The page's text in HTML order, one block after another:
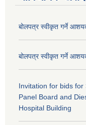
बोलपत्र स्वीकृत गर्ने
बोलपत्र स्वीकृत गर्ने
Invitation for bids
Panel Board and
Hospital Building